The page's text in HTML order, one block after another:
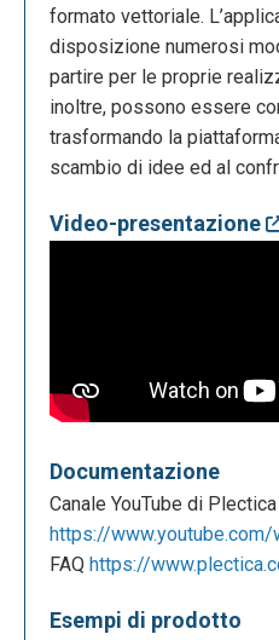
formato vettoriale.
disposizione numerosi
partire per le proprie
inoltre, possono essere
trasformando la
scambio di idee ed al
Video-presentazione
Documentazione
Canale YouTube di Plectica
https://
FAQ https://
Esempi di prodotto